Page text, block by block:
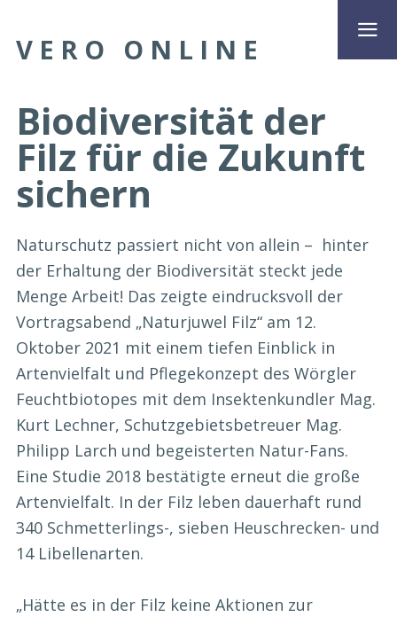
VERO ONLINE
Biodiversität der
Filz für die Zukunft
sichern
Naturschutz passiert nicht von allein – hinter
der Erhaltung der Biodiversität steckt jede
Menge Arbeit! Das zeigte eindrucksvoll der
Vortragsabend „Naturjuwel Filz“ am 12.
Oktober 2021 mit einem tiefen Einblick in
Artenvielfalt und Pflegekonzept des Wörgler
Feuchtbiotopes mit dem Insektenkundler Mag.
Kurt Lechner, Schutzgebietsbetreuer Mag.
Philipp Larch und begeisterten Natur-Fans.
Eine Studie 2018 bestätigte erneut die große
Artenvielfalt. In der Filz leben dauerhaft rund
340 Schmetterlings-, sieben Heuschrecken- und
14 Libellenarten.
„Hätte es in der Filz keine Aktionen zur